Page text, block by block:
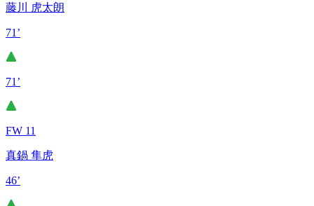
藤川 虎太朗
71’
71’
FW 11
真鍋 隼虎
46’